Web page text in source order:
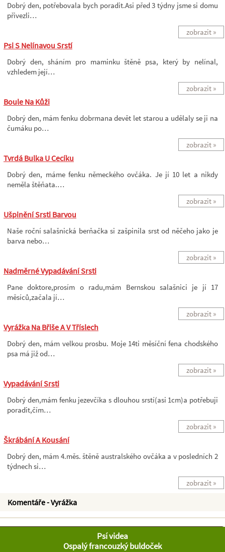
Dobrý den, potřebovala bych poradit.Asi před 3 týdny jsme si domu
přivezli…
zobrazit »
Psi S Nelínavou Srstí
Dobrý den, sháním pro maminku štěně psa, který by nelínal,
vzhledem její…
zobrazit »
Boule Na Kůži
Dobrý den, mám fenku dobrmana devět let starou a udělaly se ji na
čumáku po…
zobrazit »
Tvrdá Bulka U Cecíku
Dobrý den, máme fenku německého ovčáka. Je jí 10 let a nikdy
neměla štěňata.…
zobrazit »
Ušpinění Srsti Barvou
Naše roční salašnická berňačka si zašpinila srst od něčeho jako je
barva nebo…
zobrazit »
Nadměrné Vypadávání Srsti
Pane doktore,prosím o radu,mám Bernskou salašnici je jí 17
měsíců,začala jí…
zobrazit »
Vyrážka Na Břiše A V Tříslech
Dobrý den, mám velkou prosbu. Moje 14ti měsíční fena chodského
psa má již od…
zobrazit »
Vypadávání Srsti
Dobrý den,mám fenku jezevčíka s dlouhou srstí(asi 1cm)a potřebuji
poradit,čím…
zobrazit »
Škrábání A Kousání
Dobrý den, mám 4.měs. štěně australského ovčáka a v posledních 2
týdnech si…
zobrazit »
Komentáře - Vyrážka
Psí videa
Ospalý francouzký buldoček